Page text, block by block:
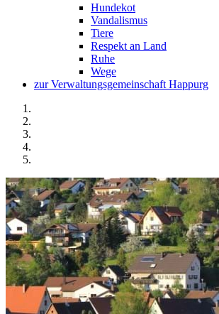
Hundekot
Vandalismus
Tiere
Respekt an Land
Ruhe
Wege
zur Verwaltungsgemeinschaft Happurg